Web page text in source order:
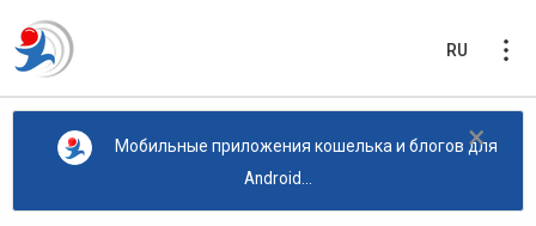
RU
×
Мобильные приложения кошелька и блогов для
Android...